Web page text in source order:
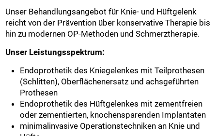
Unser Behandlungsangebot für Knie- und Hüftgelenk
reicht von der Prävention über konservative Therapie bis
hin zu modernen OP-Methoden und Schmerztherapie.
Unser Leistungsspektrum:
Endoprothetik des Kniegelenkes mit Teilprothesen
(Schlitten), Oberflächenersatz und achsgeführten
Prothesen
Endoprothetik des Hüftgelenkes mit zementfreien
oder zementierten, knochensparenden Implantaten
minimalinvasive Operationstechniken an Knie und